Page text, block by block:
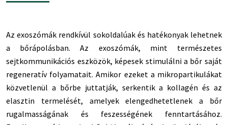
Az exoszómák rendkívül sokoldalúak és hatékonyak lehetnek
a bőrápolásban. Az exoszómák, mint természetes
sejtkommunikációs eszközök, képesek stimulálni a bőr saját
regeneratív folyamatait. Amikor ezeket a mikropartikulákat
közvetlenül a bőrbe juttatják, serkentik a kollagén és az
elasztin termelését, amelyek elengedhetetlenek a bőr
rugalmasságának és feszességének fenntartásához.